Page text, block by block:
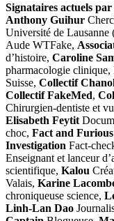
Signataires actuels
Anthony Guihur
Université de Lausanne
Aude WTFake,
d’histoire, Caroline
pharmacologie
Suisse, Collectif
Collectif FakeMed,
Chirurgien-dentiste et
Elisabeth Feytit
choc, Fact and Furious
Investigation Fact-
Enseignant et lanceur
scientifique, Kalou
Valais, Karine
chroniqueuse science,
Linh-Lan Dao